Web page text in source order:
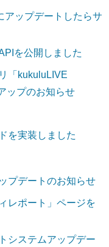
アップデートしたらサ
を公開しました
「kukuluLIVE
ップのお知らせ
を実装しました
プデートのお知らせ
レポート」ページを
システムアップデー